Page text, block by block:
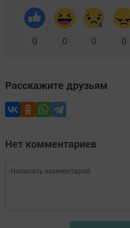
0 0 0 0
Расскажите друзьям
Нет комментариев